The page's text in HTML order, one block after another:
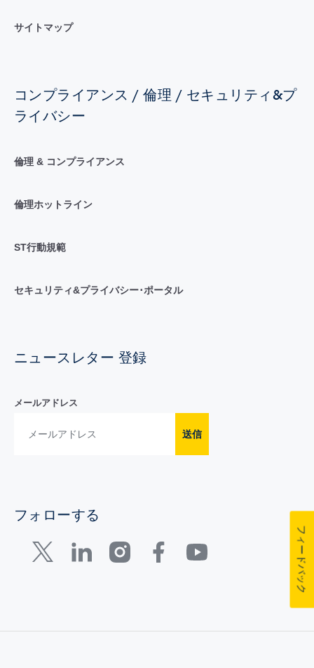
サイトマップ
コンプライアンス / 倫理 / セキュリティ&プ
ライバシー
倫理 & コンプライアンス
倫理ホットライン
ST行動規範
セキュリティ&プライバシー･ポータル
ニュースレター 登録
メールアドレス
送信
フォローする
フィードバック